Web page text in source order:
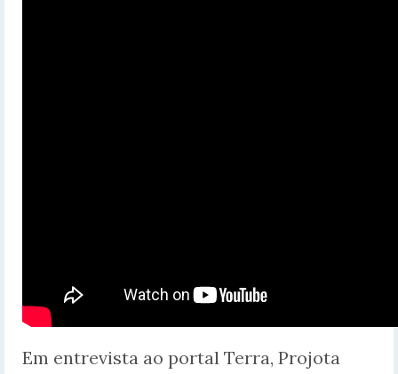
Em entrevista ao portal Terra, Projota